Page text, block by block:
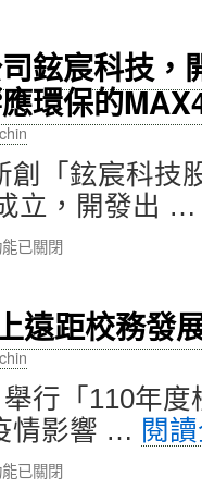
鉉宸科技，
環保的
創「鉉宸科技
立，開發出
已關閉
遠距校務發
行「110年
情影響 … 閱
已關閉